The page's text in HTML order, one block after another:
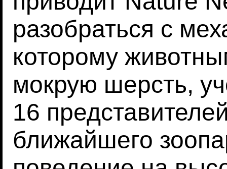
разобраться с
которому
мокрую шерсть,
16
ближайшего